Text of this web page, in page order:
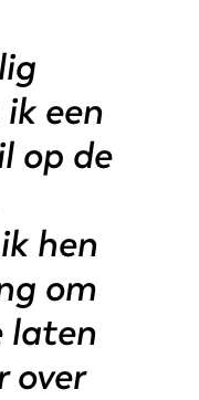
een
op de
hen
om
laten
over